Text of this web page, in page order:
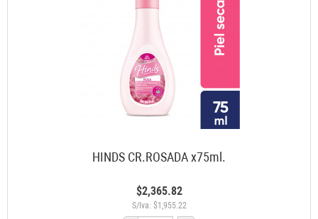
HINDS CR.ROSADA x75ml.
$2,365.82
S/Iva: $1,955.22